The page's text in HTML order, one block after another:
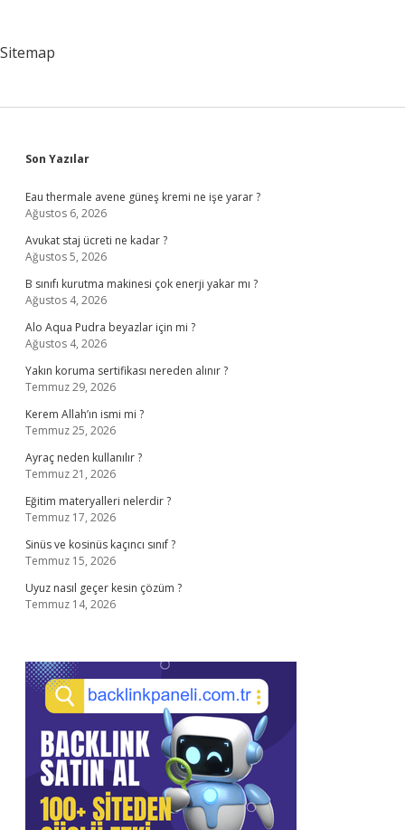
Sitemap
Sidebar
Son Yazılar
Eau thermale avene güneş kremi ne işe yarar ?
Ağustos 6, 2026
Avukat staj ücreti ne kadar ?
Ağustos 5, 2026
B sınıfı kurutma makinesi çok enerji yakar mı ?
Ağustos 4, 2026
Alo Aqua Pudra beyazlar için mi ?
Ağustos 4, 2026
Yakın koruma sertifikası nereden alınır ?
Temmuz 29, 2026
Kerem Allah’ın ismi mi ?
Temmuz 25, 2026
Ayraç neden kullanılır ?
Temmuz 21, 2026
Eğitim materyalleri nelerdir ?
Temmuz 17, 2026
Sinüs ve kosinüs kaçıncı sınıf ?
Temmuz 15, 2026
Uyuz nasıl geçer kesin çözüm ?
Temmuz 14, 2026